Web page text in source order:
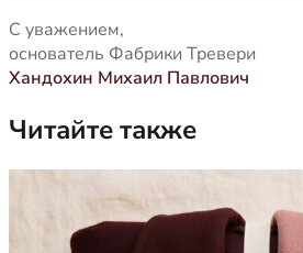
С уважением,
основатель Фабрики Тревери
Хандохин Михаил Павлович
Читайте также